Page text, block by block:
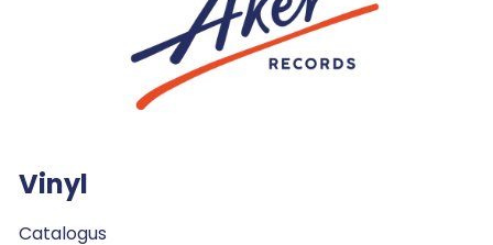
Vinyl
Catalogus